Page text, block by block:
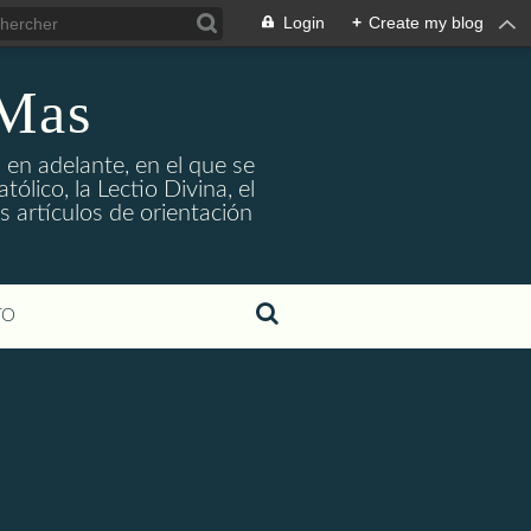
Login + Create my blog
adelante, en el que se
la Lectio Divina, el
artículos de orientación